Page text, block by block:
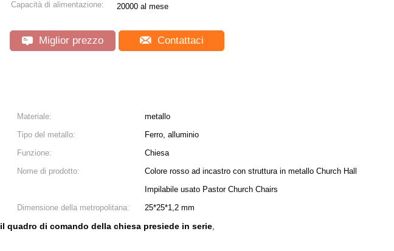
Capacità di alimentazione: 20000 al mese
Miglior prezzo Contattaci
Materiale:
metallo
Tipo del metallo:
Ferro, alluminio
Funzione:
Chiesa
Nome di prodotto:
Colore rosso ad incastro con struttura in metallo Church Hall
Impilabile usato Pastor Church Chairs
Dimensione della metropolitana:
25*25*1,2 mm
il quadro di comando della chiesa presiede in serie,